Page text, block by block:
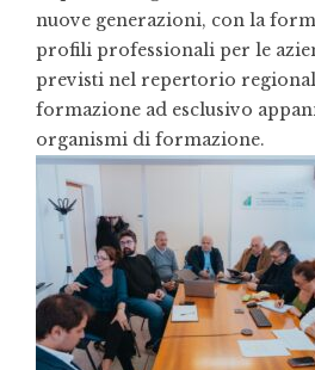
nuove generazioni, con la
profili professionali per le
previsti nel repertorio
formazione ad esclusivo
organismi di formazione.